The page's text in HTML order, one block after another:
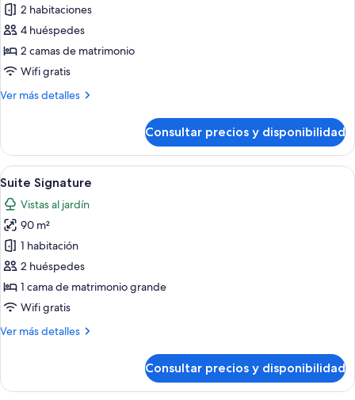
de
Apartamento
(Triomphe)
2 habitaciones
4 huéspedes
2 camas de matrimonio
Wifi gratis
Ver más detalles
Más
(Triomphe)
Consultar precios y disponibilidad
Abrir
todas
las
fotos
de
Suite
Signature
Una habitación de hotel moderna
12
Suite Signature
Vistas al jardín
90 m²
1 habitación
2 huéspedes
1 cama de matrimonio grande
Wifi gratis
Ver más detalles
Más
Signature
Consultar precios y disponibilidad